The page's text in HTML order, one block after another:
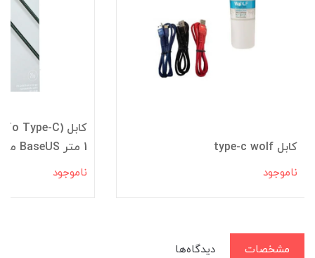
کابل type-c wolf
ناموجود
1 متر BaseUS مدل CATJK-C01
ناموجود
مشخصات دیدگاه‌ها